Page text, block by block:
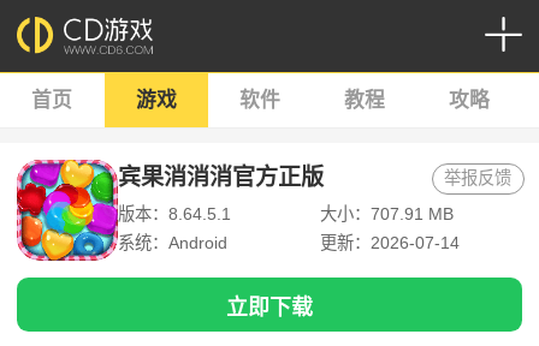
首页 游戏 软件 教程 攻略
宾果消消消官方正版
版本：8.64.5.1
大小：707.91 MB
系统：Android
更新：2026-07-14
举报反馈
立即下载